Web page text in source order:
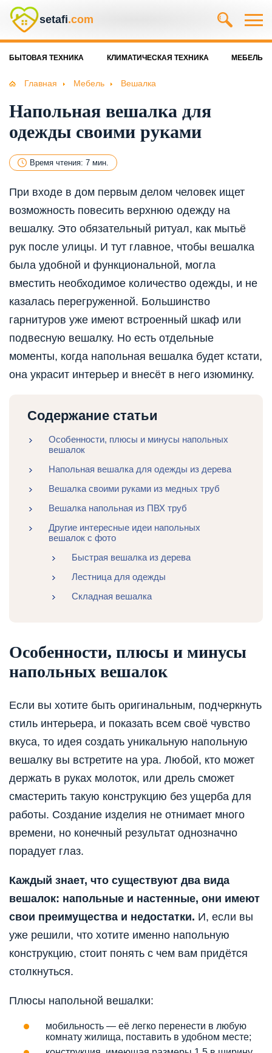
setafi.com
БЫТОВАЯ ТЕХНИКА КЛИМАТИЧЕСКАЯ ТЕХНИКА МЕБЕЛЬ
Главная Мебель Вешалка
Напольная вешалка для
одежды своими руками
Время чтения: 7 мин.
При входе в дом первым делом человек ищет
возможность повесить верхнюю одежду на
вешалку. Это обязательный ритуал, как мытьё
рук после улицы. И тут главное, чтобы вешалка
была удобной и функциональной, могла
вместить необходимое количество одежды, и не
казалась перегруженной. Большинство
гарнитуров уже имеют встроенный шкаф или
подвесную вешалку. Но есть отдельные
моменты, когда напольная вешалка будет кстати,
она украсит интерьер и внесёт в него изюминку.
Содержание статьи
Особенности, плюсы и минусы напольных
вешалок
Напольная вешалка для одежды из дерева
Вешалка своими руками из медных труб
Вешалка напольная из ПВХ труб
Другие интересные идеи напольных
вешалок с фото
Быстрая вешалка из дерева
Лестница для одежды
Складная вешалка
Особенности, плюсы и минусы
напольных вешалок
Если вы хотите быть оригинальным, подчеркнуть
стиль интерьера, и показать всем своё чувство
вкуса, то идея создать уникальную напольную
вешалку вы встретите на ура. Любой, кто может
держать в руках молоток, или дрель сможет
смастерить такую конструкцию без ущерба для
работы. Создание изделия не отнимает много
времени, но конечный результат однозначно
порадует глаз.
Каждый знает, что существуют два вида
вешалок: напольные и настенные, они имеют
свои преимущества и недостатки. И, если вы
уже решили, что хотите именно напольную
конструкцию, стоит понять с чем вам придётся
столкнуться.
Плюсы напольной вешалки:
мобильность — её легко перенести в любую
комнату жилища, поставить в удобном месте;